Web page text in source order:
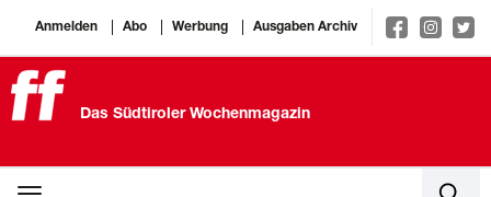
Anmelden Abo Werbung Ausgaben Archiv
Das Südtiroler Wochenmagazin